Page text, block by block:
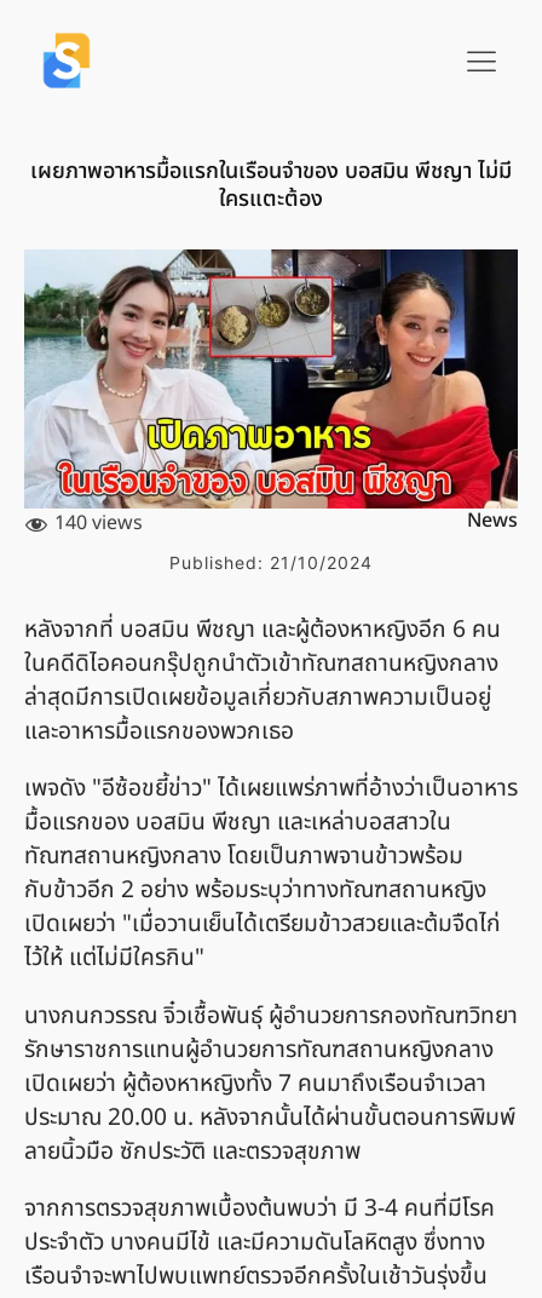
เผยภาพอาหารมื้อแรกในเรือนจำของ บอสมิน พีชญา ไม่มี
ใครแตะต้อง
140 views News
Published: 21/10/2024
หลังจากที่ บอสมิน พีชญา และผู้ต้องหาหญิงอีก 6 คน
ในคดีดิไอคอนกรุ๊ปถูกนำตัวเข้าทัณฑสถานหญิงกลาง
ล่าสุดมีการเปิดเผยข้อมูลเกี่ยวกับสภาพความเป็นอยู่
และอาหารมื้อแรกของพวกเธอ
เพจดัง "อีซ้อขยี้ข่าว" ได้เผยแพร่ภาพที่อ้างว่าเป็นอาหาร
มื้อแรกของ บอสมิน พีชญา และเหล่าบอสสาวใน
ทัณฑสถานหญิงกลาง โดยเป็นภาพจานข้าวพร้อม
กับข้าวอีก 2 อย่าง พร้อมระบุว่าทางทัณฑสถานหญิง
เปิดเผยว่า "เมื่อวานเย็นได้เตรียมข้าวสวยและต้มจืดไก่
ไว้ให้ แต่ไม่มีใครกิน"
นางกนกวรรณ จิ๋วเชื้อพันธุ์ ผู้อำนวยการกองทัณฑวิทยา
รักษาราชการแทนผู้อำนวยการทัณฑสถานหญิงกลาง
เปิดเผยว่า ผู้ต้องหาหญิงทั้ง 7 คนมาถึงเรือนจำเวลา
ประมาณ 20.00 น. หลังจากนั้นได้ผ่านขั้นตอนการพิมพ์
ลายนิ้วมือ ซักประวัติ และตรวจสุขภาพ
จากการตรวจสุขภาพเบื้องต้นพบว่า มี 3-4 คนที่มีโรค
ประจำตัว บางคนมีไข้ และมีความดันโลหิตสูง ซึ่งทาง
เรือนจำจะพาไปพบแพทย์ตรวจอีกครั้งในเช้าวันรุ่งขึ้น